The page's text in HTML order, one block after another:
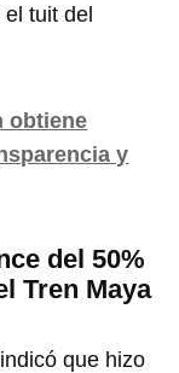
el tuit del
obtiene
y
del 50%
Tren Maya
que hizo